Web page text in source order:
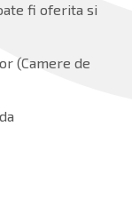
fi oferita si
(Camere de